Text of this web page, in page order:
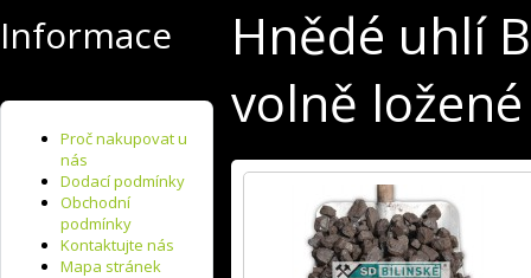
Informace
Proč nakupovat u
nás
Dodací podmínky
Obchodní
podmínky
Kontaktujte nás
Mapa stránek
Hnědé uhlí
volně ložené